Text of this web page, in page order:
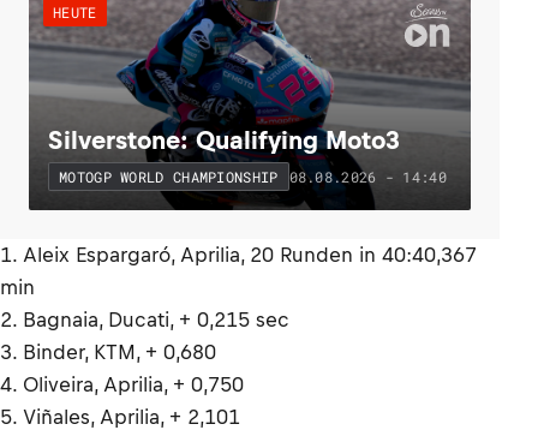
HEUTE
Silverstone: Qualifying Moto3
MOTOGP WORLD CHAMPIONSHIP 08.08.2026 - 14:40
1. Aleix Espargaró, Aprilia, 20 Runden in 40:40,367
min
2. Bagnaia, Ducati, + 0,215 sec
3. Binder, KTM, + 0,680
4. Oliveira, Aprilia, + 0,750
5. Viñales, Aprilia, + 2,101